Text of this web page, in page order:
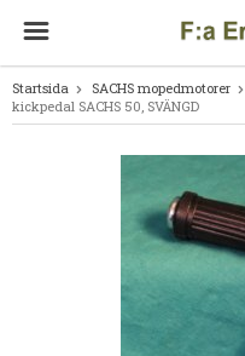
Startsida SACHS mopedmotorer
kickpedal SACHS 50, SVÄNGD